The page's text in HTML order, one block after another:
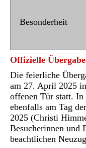
Besonderheit
Offizielle
Die feierliche
am 27. April 2025
offenen Tür statt.
ebenfalls am Tag
2025 (Christi
Besucherinnen und
beachtlichen